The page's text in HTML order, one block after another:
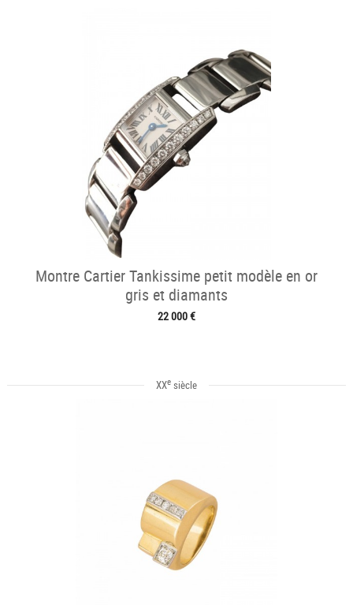
Montre Cartier Tankissime petit modèle en or
gris et diamants
22 000 €
XXesiècle